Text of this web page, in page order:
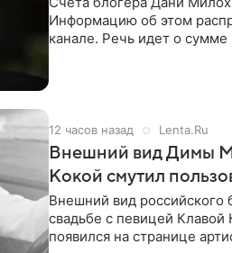
Информацию об этом
канале. Речь идет о
12 часов назад Lenta.Ru
Внешний вид Димы
Кокой смутил
Внешний вид
свадьбе с певицей Клавой
появился на странице